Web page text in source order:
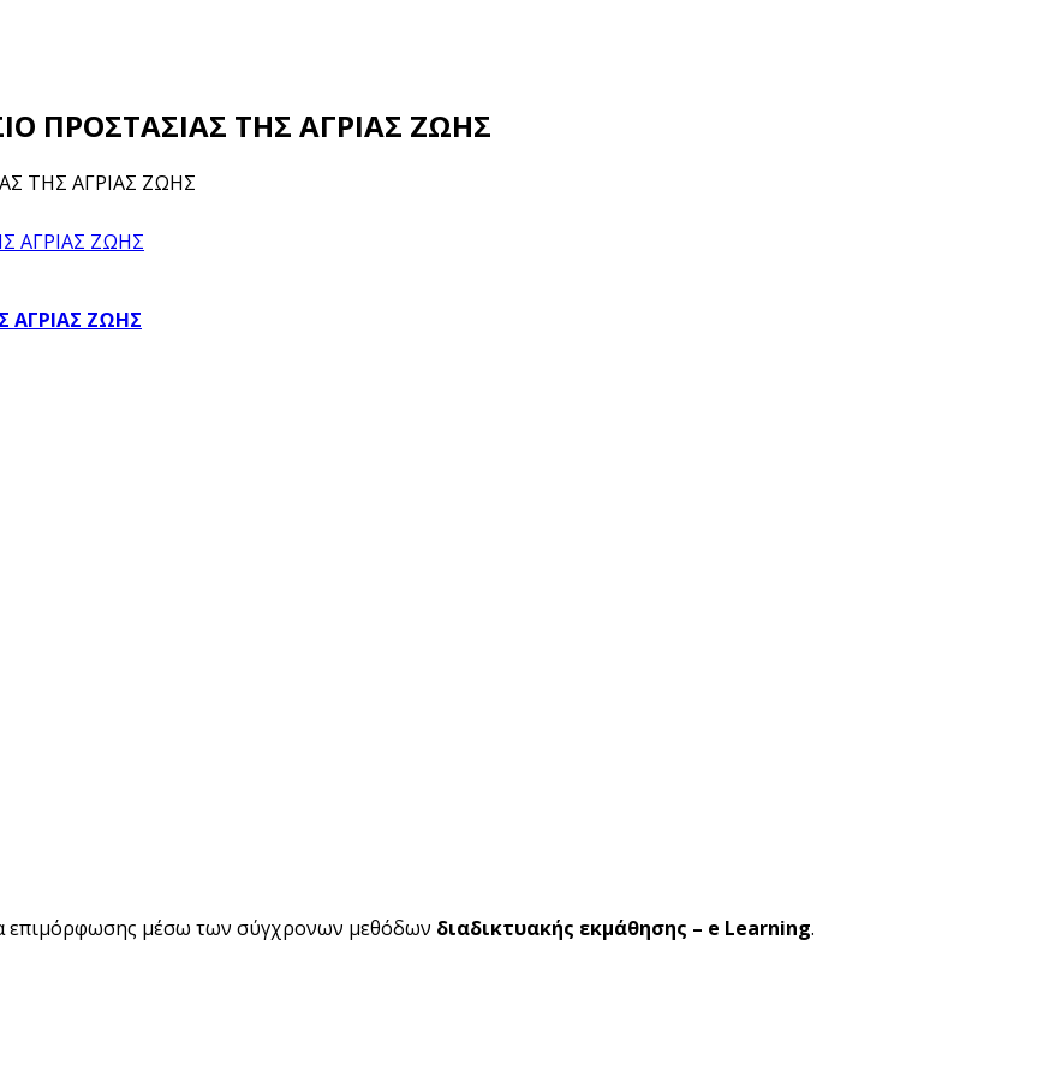
ΠΡΟΣΤΑΣΙΑΣ ΤΗΣ ΑΓΡΙΑΣ ΖΩΗΣ
ΤΗΣ ΑΓΡΙΑΣ ΖΩΗΣ
ΑΓΡΙΑΣ ΖΩΗΣ
επιμόρφωσης μέσω των σύγχρονων μεθόδων διαδικτυακής εκμάθησης – e Learning.